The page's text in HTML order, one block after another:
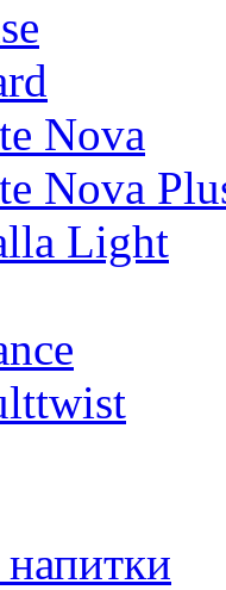
Nova
Nova
Light